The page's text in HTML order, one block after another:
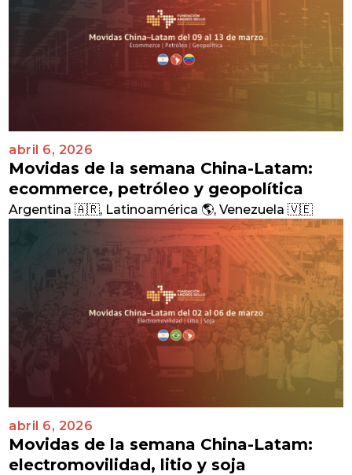
abril 6, 2026
Movidas de la semana China-Latam:
ecommerce, petróleo y geopolítica
Argentina 🇦🇷, Latinoamérica 🌎,Venezuela 🇻🇪
abril 6, 2026
Movidas de la semana China-Latam:
electromovilidad, litio y soja